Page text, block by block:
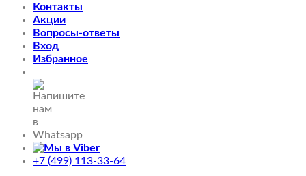
Контакты
Акции
Вопросы-ответы
Вход
Избранное
+7 (499) 113-33-64